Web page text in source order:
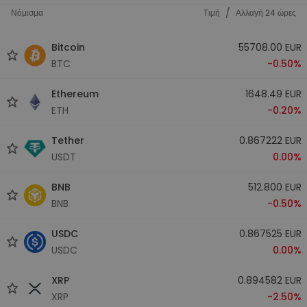
Νόμισμα Tιμή / Αλλαγή 24 ώρες
Bitcoin
BTC
55708.00 EUR
-0.50%
Ethereum
ETH
1648.49 EUR
-0.20%
Tether
USDT
0.867222 EUR
0.00%
BNB
BNB
512.800 EUR
-0.50%
USDC
USDC
0.867525 EUR
0.00%
XRP
XRP
0.894582 EUR
-2.50%